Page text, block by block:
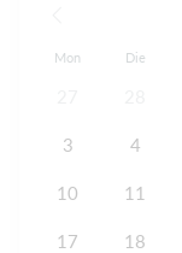
Mon Die
3 4
10 11
17 18